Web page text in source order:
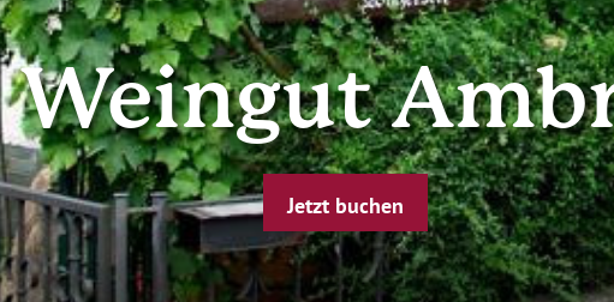
Weingut
Jetzt buchen